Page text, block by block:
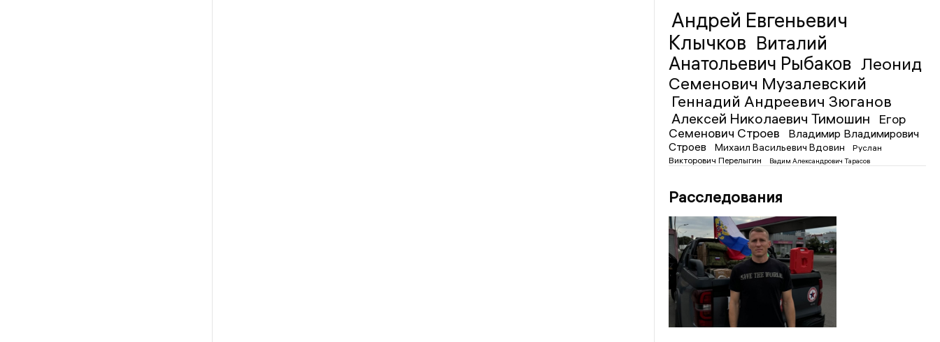
Андрей Евгеньевич
Клычков Виталий
Анатольевич Рыбаков Леонид
Семенович Музалевский
Геннадий Андреевич Зюганов
Алексей Николаевич Тимошин
Егор
Семенович Строев
Владимир Владимирович
Строев
Михаил Васильевич Вдовин
Руслан
Викторович Перелыгин
Вадим Александрович Тарасов
Расследования